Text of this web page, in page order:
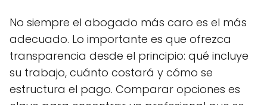
No siempre el abogado más caro es el más
adecuado. Lo importante es que ofrezca
transparencia desde el principio: qué incluye
su trabajo, cuánto costará y cómo se
estructura el pago. Comparar opciones es